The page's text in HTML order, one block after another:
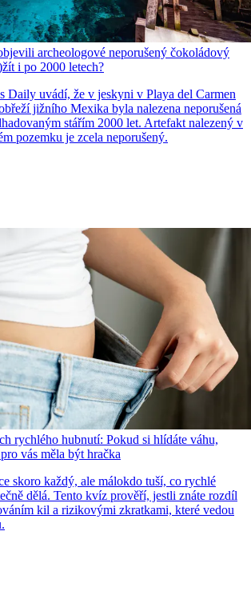
archeologové neporušený čokoládový
i po 2000 letech?
Daily uvádí, že v jeskyni v Playa del Carmen
jižního Mexika byla nalezena neporušená
stářím 2000 let. Artefakt nalezený v
pozemku je zcela neporušený.
rychlého hubnutí: Pokud si hlídáte váhu,
vás měla být hračka
skoro každý, ale málokdo tuší, co rychlé
dělá. Tento kvíz prověří, jestli znáte rozdíl
kil a rizikovými zkratkami, které vedou